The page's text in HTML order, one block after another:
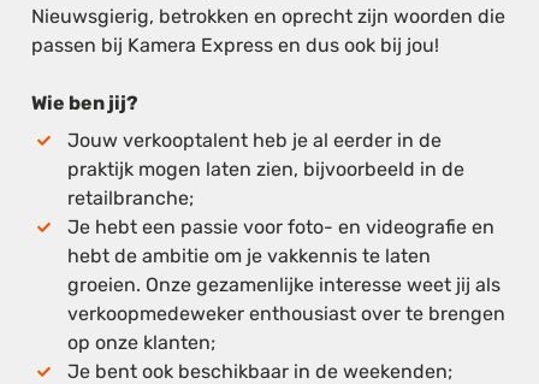
Nieuwsgierig, betrokken en oprecht zijn woorden die
passen bij Kamera Express en dus ook bij jou!
Wie ben jij?
Jouw verkooptalent heb je al eerder in de
praktijk mogen laten zien, bijvoorbeeld in de
retailbranche;
Je hebt een passie voor foto- en videografie en
hebt de ambitie om je vakkennis te laten
groeien. Onze gezamenlijke interesse weet jij als
verkoopmedeweker enthousiast over te brengen
op onze klanten;
Je bent ook beschikbaar in de weekenden;